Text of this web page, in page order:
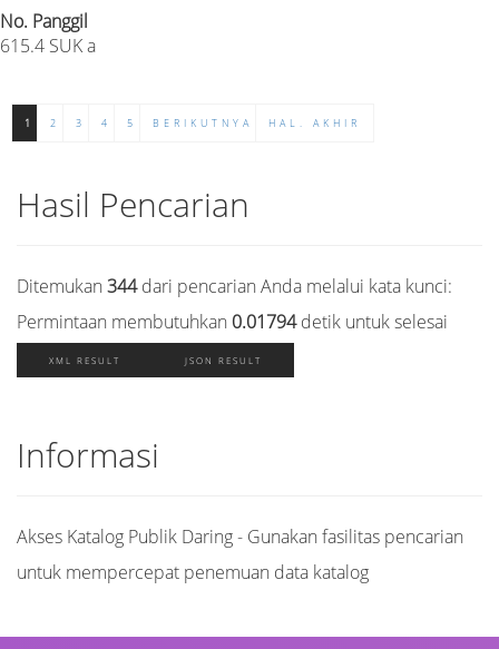
No. Panggil
615.4 SUK a
1 2 3 4 5 BERIKUTNYA HAL. AKHIR
Hasil Pencarian
Ditemukan 344dari pencarian Anda melalui kata kunci:
Permintaan membutuhkan 0.01794detik untuk selesai
XML RESULT JSON RESULT
Informasi
Akses Katalog Publik Daring - Gunakan fasilitas pencarian
untuk mempercepat penemuan data katalog